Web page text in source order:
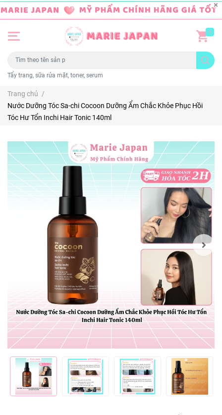
Tẩy trang, sữa rửa mặt, toner, serum
0
Trang chủ /
Nước Dưỡng Tóc Sa-chi Cocoon Dưỡng Ẩm Chắc Khỏe Phục Hồi
Tóc Hư Tổn Inchi Hair Tonic 140ml